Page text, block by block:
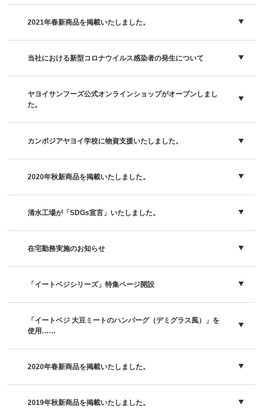
2021年春新商品を掲載いたしました。
当社における新型コロナウイルス感染者の発生について
ヤヨイサンフーズ公式オンラインショップがオープンしまし
た。
カンボジアヤヨイ学校に物資支援いたしました。
2020年秋新商品を掲載いたしました。
清水工場が「SDGs宣言」いたしました。
在宅勤務実施のお知らせ
「イートベジシリーズ」特集ページ開設
「イートベジ 大豆ミートのハンバーグ（デミグラス風）」を
使用……
2020年春新商品を掲載いたしました。
2019年秋新商品を掲載いたしました。